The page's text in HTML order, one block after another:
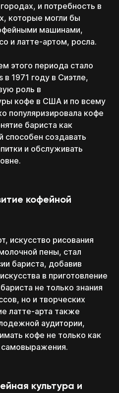
и потребность в
которые могли бы
машинами,
и латте-артом, росла.
этого периода стало
1971 году в Сиэтле,
роль в
кофе в США и по всему
популяризировала кофе
бариста как
способен создавать
и обслуживать
кофейной
искусство рисования
пены, стал
бариста, добавив
в приготовление
не только знания
но и творческих
латте-арта также
аудитории,
кофе не только как
самовыражения.
культура и